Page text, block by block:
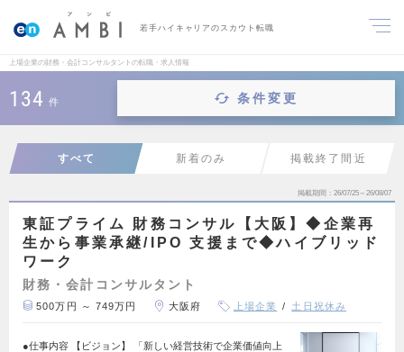
若手ハイキャリアのスカウト転職
上場企業の財務・会計コンサルタントの転職・求人情報
134 件 条件変更
すべて 新着のみ 掲載終了間近
掲載期間 26/07/25～26/08/07
東証プライム 財務コンサル【大阪】◆企業再
生から事業承継/IPO 支援まで◆ハイブリッド
ワーク
財務・会計コンサルタント
500万円 ～ 749万円 大阪府 上場企業 土日祝休み
●仕事内容 【ビジョン】 「新しい経営技術で企業価値向上